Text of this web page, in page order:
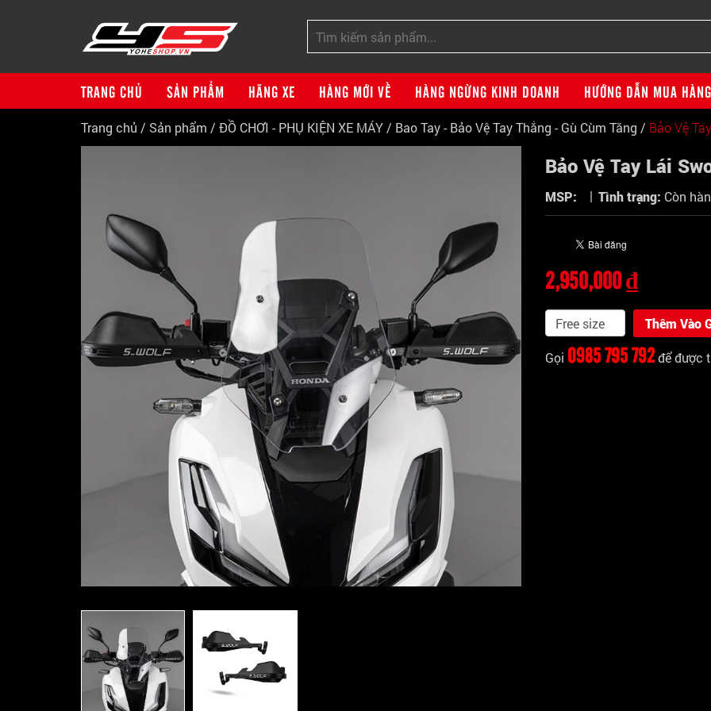
TRANG CHỦ SẢN PHẨM HÃNG XE HÀNG MỚI VỀ HÀNG NGỪNG KINH DOANH HƯỚNG DẪN MUA HÀNG
Trang chủ / Sản phẩm / ĐỒ CHƠI - PHỤ KIỆN XE MÁY/ Bao Tay - Bảo Vệ Tay Thắng - Gù Cùm Tăng / Bảo Vệ
Bảo Vệ Tay Lái
MSP: | Tình trạng: Còn
2,950,000 ₫
Thêm Vào
Gọi 0985 795 792để được